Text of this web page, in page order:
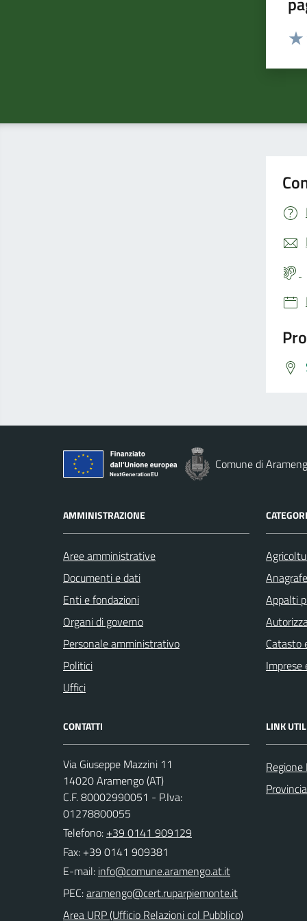
Comune di
AMMINISTRAZIONE
Aree amministrative
Documenti e dati
Enti e fondazioni
Organi di governo
Personale amministrativo
Politici
Uffici
Appalti
Catasto
Imprese
CONTATTI
Via Giuseppe Mazzini 11
14020 Aramengo (AT)
C.F. 80002990051 - P.Iva:
01278800055
Telefono: +39 0141 909129
Fax: +39 0141 909381
E-mail:
PEC:
Area URP (Ufficio Relazioni col Pubblico)
LINK